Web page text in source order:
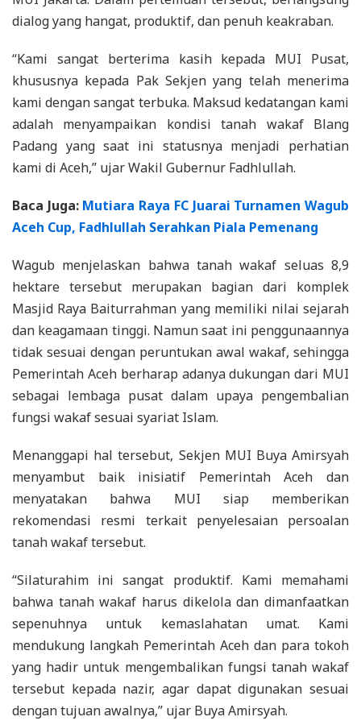
dialog yang hangat, produktif, dan penuh keakraban.
“Kami sangat berterima kasih kepada MUI Pusat,
khususnya kepada Pak Sekjen yang telah menerima
kami dengan sangat terbuka. Maksud kedatangan kami
adalah menyampaikan kondisi tanah wakaf Blang
Padang yang saat ini statusnya menjadi perhatian
kami di Aceh,” ujar Wakil Gubernur Fadhlullah.
Baca Juga: Mutiara Raya FC Juarai Turnamen Wagub
Aceh Cup, Fadhlullah Serahkan Piala Pemenang
Wagub menjelaskan bahwa tanah wakaf seluas 8,9
hektare tersebut merupakan bagian dari komplek
Masjid Raya Baiturrahman yang memiliki nilai sejarah
dan keagamaan tinggi. Namun saat ini penggunaannya
tidak sesuai dengan peruntukan awal wakaf, sehingga
Pemerintah Aceh berharap adanya dukungan dari MUI
sebagai lembaga pusat dalam upaya pengembalian
fungsi wakaf sesuai syariat Islam.
Menanggapi hal tersebut, Sekjen MUI Buya Amirsyah
menyambut baik inisiatif Pemerintah Aceh dan
menyatakan bahwa MUI siap memberikan
rekomendasi resmi terkait penyelesaian persoalan
tanah wakaf tersebut.
“Silaturahim ini sangat produktif. Kami memahami
bahwa tanah wakaf harus dikelola dan dimanfaatkan
sepenuhnya untuk kemaslahatan umat. Kami
mendukung langkah Pemerintah Aceh dan para tokoh
yang hadir untuk mengembalikan fungsi tanah wakaf
tersebut kepada nazir, agar dapat digunakan sesuai
dengan tujuan awalnya,” ujar Buya Amirsyah.